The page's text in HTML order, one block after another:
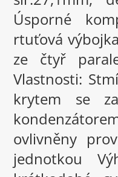
Úsporné
rtuťová
ze čtyř
Vlastnosti:
krytem se
ovlivněny
jednotkou